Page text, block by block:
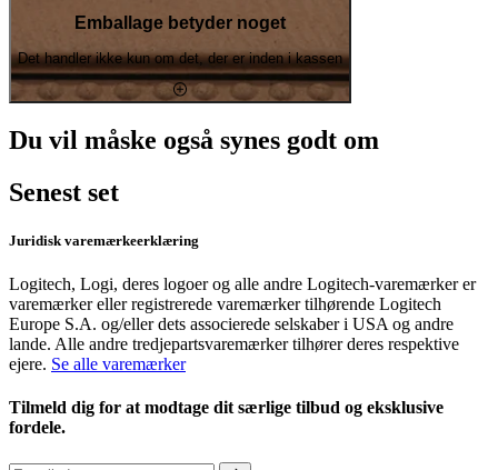
Emballage betyder noget
Det handler ikke kun om det, der er inden i kassen
Du vil måske også synes godt om
Senest set
Juridisk varemærkeerklæring
Logitech, Logi, deres logoer og alle andre Logitech-varemærker er
varemærker eller registrerede varemærker tilhørende Logitech
Europe S.A. og/eller dets associerede selskaber i USA og andre
lande. Alle andre tredjepartsvaremærker tilhører deres respektive
ejere. Se alle varemærker
Tilmeld dig for at modtage dit særlige tilbud og eksklusive
fordele.